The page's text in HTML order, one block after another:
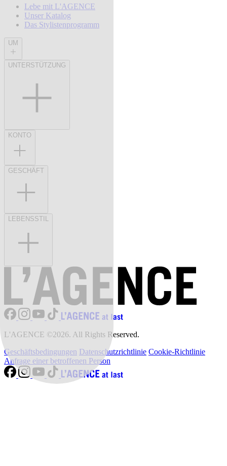
Lebe mit L'AGENCE
Unser Katalog
Das Stylistenprogramm
UM
UNTERSTÜTZUNG
KONTO
GESCHÄFT
LEBENSSTIL
L'AGENCE ©2026. All Rights Reserved.
Geschäftsbedingungen Datenschutzrichtlinie Cookie-Richtlinie
Anfrage einer betroffenen Person